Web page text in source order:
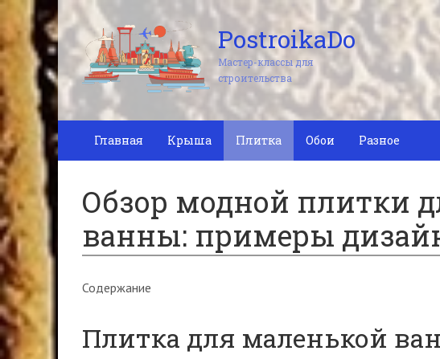
PostroikaDo
Мастер-классы для
строительства
Главная Крыша Плитка Обои Разное
Обзор модной плитки
ванны: примеры
Содержание
Плитка для маленькой